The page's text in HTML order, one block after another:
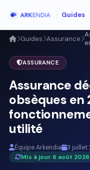
Guides
Guides Assurance
ASSURANCE
Assurance
obsèques en
utilité
Équipe Arkendia 3 juillet
Mis à jour 6 août 2026